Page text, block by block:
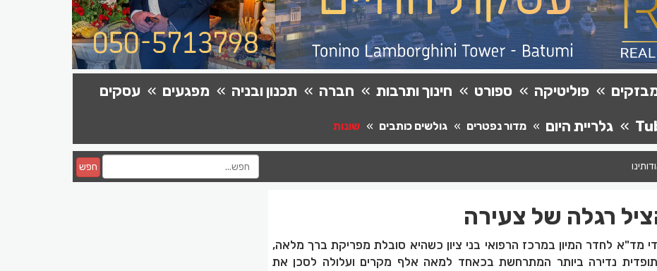
פוליטיקה ספורט חינוך ותרבות חברה תכנון ובניה מפגעים
עסקים
גלריית היום מדור נפטרים גולשים כותבים שונות
חפש
רגלה של צעירה
מד"א לחדר המיון במרכז הרפואי בני ציון כשהיא סובלת מפריקת ברך מלאה,
נדירה ביותר המתרחשת בכאחד למאה אלף מקרים ועלולה לסכן את